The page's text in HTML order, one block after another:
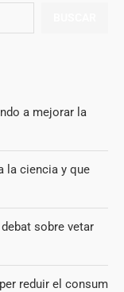
a mejorar la
la ciencia y que
sobre vetar
reduir el consum